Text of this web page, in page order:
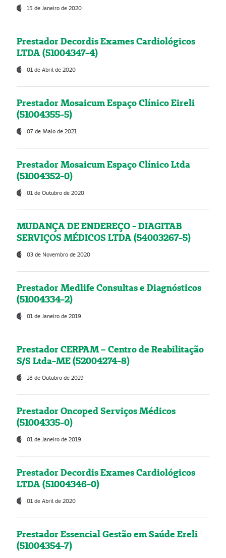
15 de Janeiro de 2020
Prestador Decordis Exames Cardiológicos
LTDA (51004347-4)
01 de Abril de 2020
Prestador Mosaicum Espaço Clínico Eireli
(51004355-5)
07 de Maio de 2021
Prestador Mosaicum Espaço Clínico Ltda
(51004352-0)
01 de Outubro de 2020
MUDANÇA DE ENDEREÇO - DIAGITAB
SERVIÇOS MÉDICOS LTDA (54003267-5)
03 de Novembro de 2020
Prestador Medlife Consultas e Diagnósticos
(51004334-2)
01 de Janeiro de 2019
Prestador CERPAM – Centro de Reabilitação
S/S Ltda-ME (52004274-8)
18 de Outubro de 2019
Prestador Oncoped Serviços Médicos
(51004335-0)
01 de Janeiro de 2019
Prestador Decordis Exames Cardiológicos
LTDA (51004346-0)
01 de Abril de 2020
Prestador Essencial Gestão em Saúde Ereli
(51004354-7)